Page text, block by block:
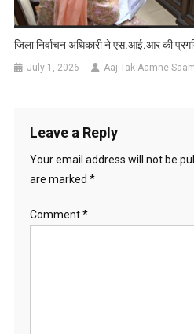
जिला निर्वाचन अधिकारी ने एस.आई.आर की
July 1, 2026 Aaj Tak Aamne
Leave a Reply
Your email address will not be
are marked *
Comment*